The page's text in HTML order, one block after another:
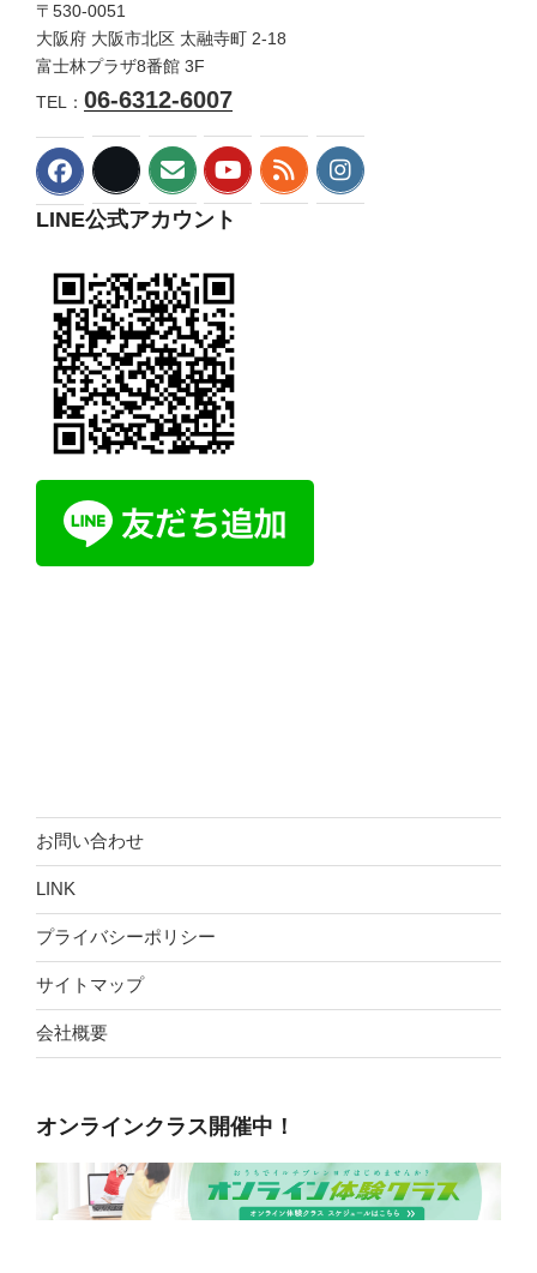
〒530-0051
大阪府 大阪市北区 太融寺町 2-18
富士林プラザ8番館 3F
TEL： 06-6312-6007
LINE公式アカウント
お問い合わせ
LINK
プライバシーポリシー
サイトマップ
会社概要
オンラインクラス開催中！